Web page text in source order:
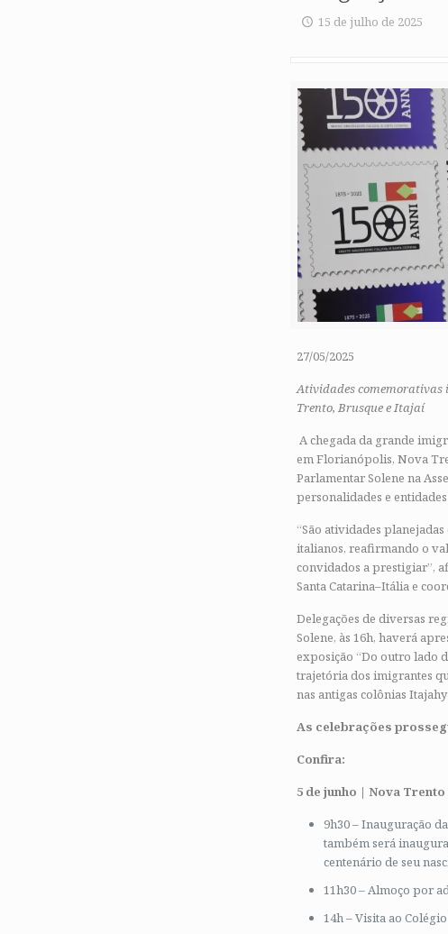
15 de julho de 2025
27/05/2025
Atividades comemorativas
Trento, Brusque e Itajaí
A chegada da grande
em Florianópolis, Nova
Parlamentar Solene na
personalidades e
“São atividades
italianos, reafirmando o
convidados a prestigiar”,
Santa Catarina–Itália e
Delegações de diversas
Solene, às 16h, haverá
exposição “Do outro lado
trajetória dos imigrantes
nas antigas colônias
As celebrações
Confira:
5 de junho | Nova
9h30 – Inauguração
também será
centenário de seu
11h30 – Almoço por
14h – Visita ao